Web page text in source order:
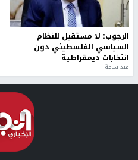
الرجوب: لا مستقبل للنظام
السياسي الفلسطيني دون
انتخابات ديمقراطية
منذ ساعة